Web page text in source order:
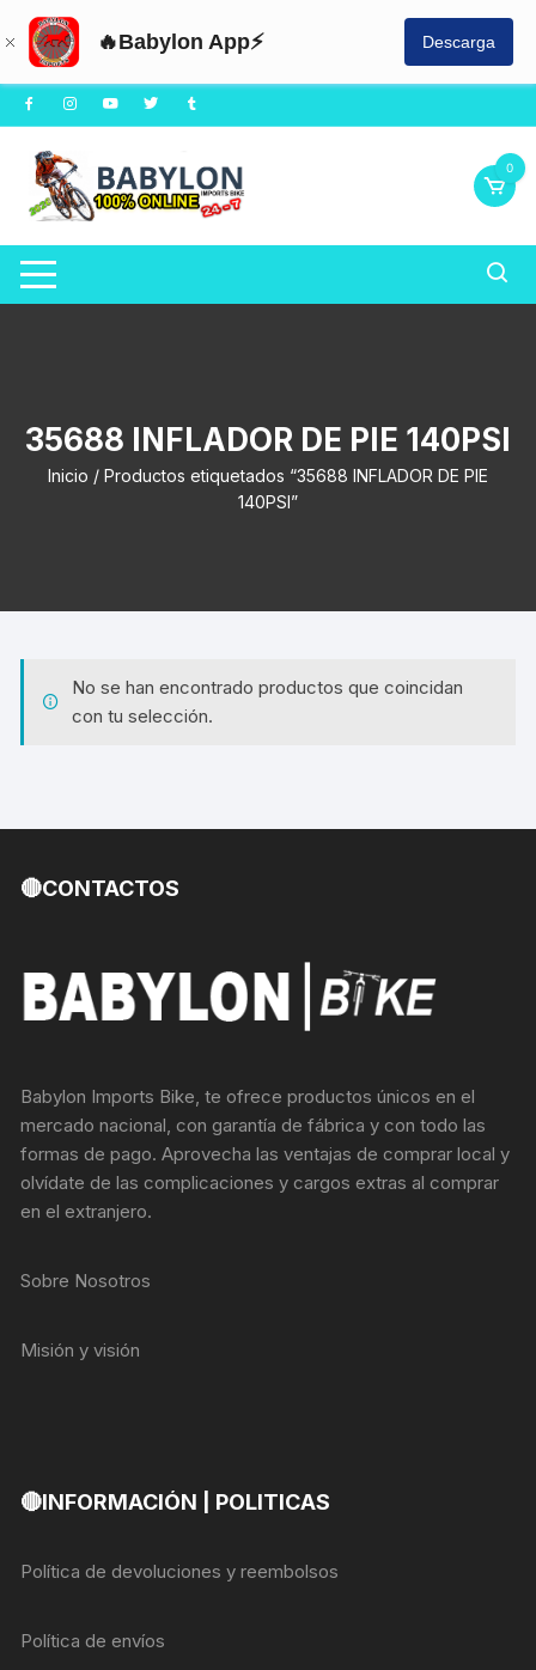
🔥Babylon App⚡ Descarga
Saltar
al
contenido
0
35688 INFLADOR DE PIE 140PSI
Inicio / Productos etiquetados “35688 INFLADOR DE PIE
140PSI”
No se han encontrado productos que coincidan
con tu selección.
🔴CONTACTOS
Babylon Imports Bike, te ofrece productos únicos en el
mercado nacional, con garantía de fábrica y con todo las
formas de pago. Aprovecha las ventajas de comprar local y
olvídate de las complicaciones y cargos extras al comprar
en el extranjero.
Sobre Nosotros
Misión y visión
🔴INFORMACIÓN | POLITICAS
Política de devoluciones y reembolsos
Política de envíos